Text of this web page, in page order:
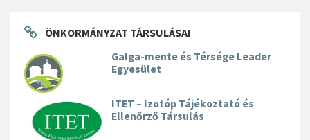
ÖNKORMÁNYZAT TÁRSULÁSAI
Galga-mente és Térsége Leader
Egyesület
ITET – Izotóp Tájékoztató és
Ellenőrző Társulás